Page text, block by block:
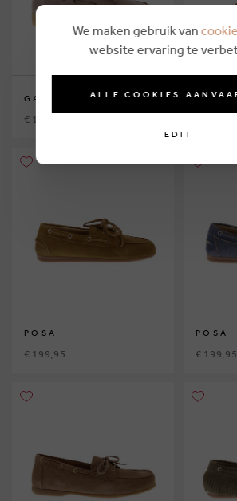
GABOR
€ 124,95
POSA
POSA
€ 199,95
POSA
€ 199,95
We maken gebruik van
website ervaring te
ALLE COOKIES
EDIT